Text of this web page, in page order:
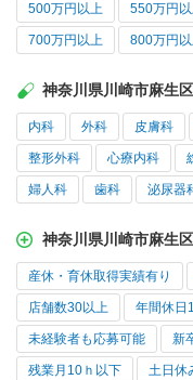
500万円以上 550万円
700万円以上 800万円
神奈川県川崎市麻生
内科 外科 皮膚科
整形外科 心療内科
婦人科 歯科 泌尿器
神奈川県川崎市麻生
産休・育休取得実績有り
店舗数30以上 年間休日
未経験者も応募可能 新
残業月10ｈ以下 土日休